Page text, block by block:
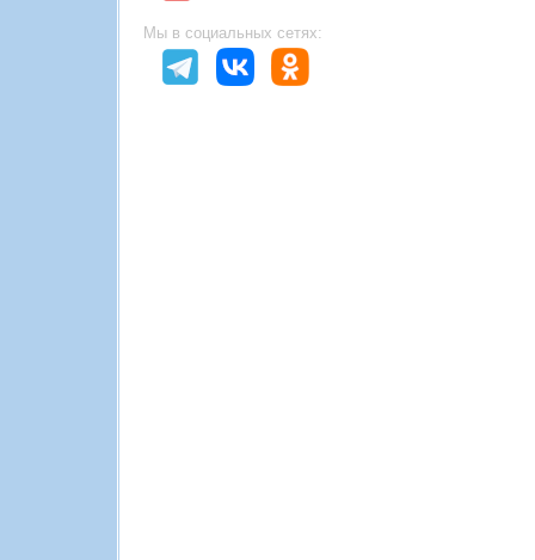
Мы в социальных сетях: